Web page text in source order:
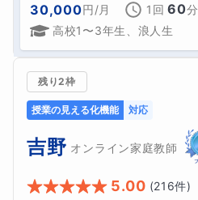
30,000円/月 1回 60分
高校1〜3年生、浪人生
残り2枠
授業の見える化機能 対応
吉野 オンライン家庭教師
5.00 (216件)